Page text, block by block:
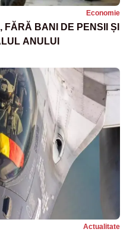
Economie
FĂRĂ BANI DE PENSII ȘI
ANULUI
Actualitate